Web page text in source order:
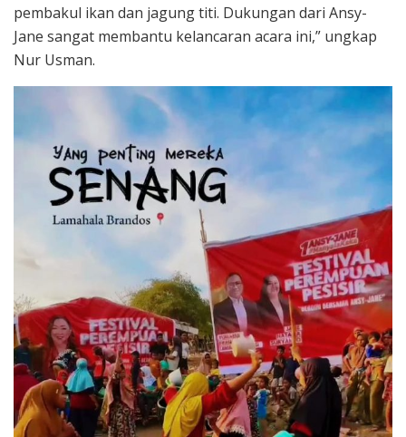
pembakul ikan dan jagung titi. Dukungan dari Ansy-
Jane sangat membantu kelancaran acara ini,” ungkap
Nur Usman.